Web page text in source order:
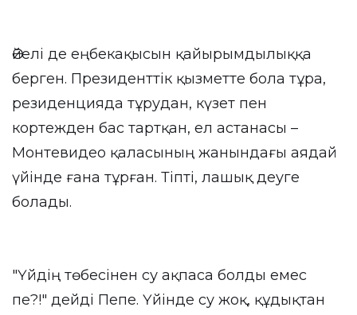
Әйелі де еңбекақысын қайырымдылыққа
берген. Президенттік қызметте бола тұра,
резиденцияда тұрудан, күзет пен
кортежден бас тартқан, ел астанасы –
Монтевидео қаласының жанындағы аядай
үйінде ғана тұрған. Тіпті, лашық деуге
болады.
"Үйдің төбесінен су ақпаса болды емес
пе?!" дейді Пепе. Үйінде су жоқ, құдықтан